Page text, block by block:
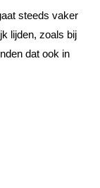
steeds vaker
lijden, zoals bij
dat ook in